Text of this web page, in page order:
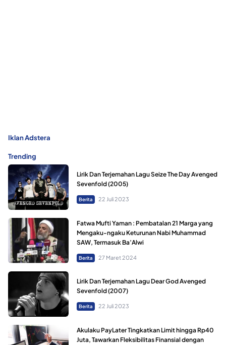
Iklan Adstera
Trending
Lirik Dan Terjemahan Lagu Seize The Day Avenged
Sevenfold (2005)
Berita 22 Juli 2023
Fatwa Mufti Yaman : Pembatalan 21 Marga yang
Mengaku-ngaku Keturunan Nabi Muhammad
SAW, Termasuk Ba’Alwi
Berita 27 Maret 2024
Lirik Dan Terjemahan Lagu Dear God Avenged
Sevenfold (2007)
Berita 22 Juli 2023
Akulaku PayLater Tingkatkan Limit hingga Rp40
Juta, Tawarkan Fleksibilitas Finansial dengan